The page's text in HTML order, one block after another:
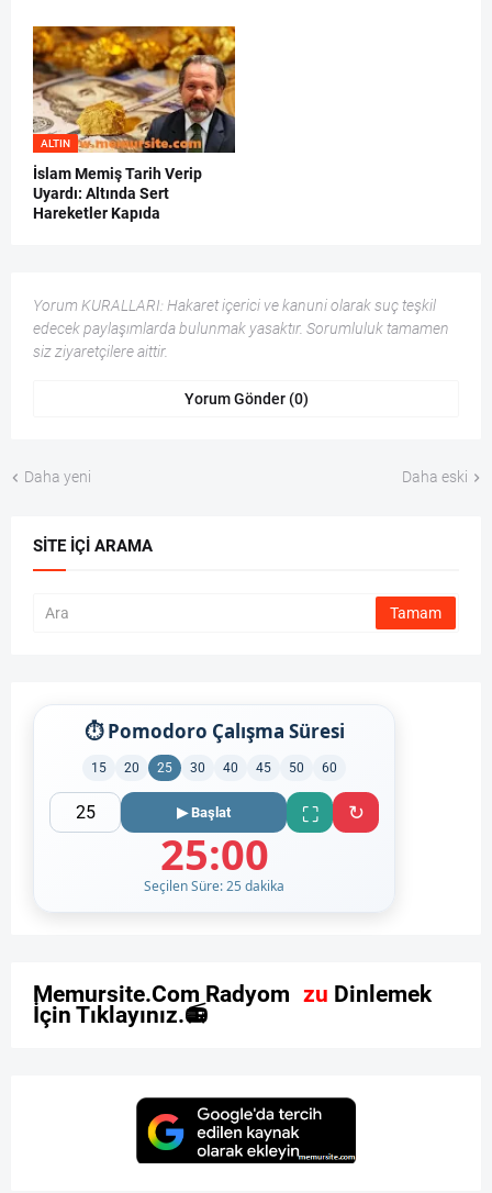
ALTIN
İslam Memiş Tarih Verip
Uyardı: Altında Sert
Hareketler Kapıda
Yorum KURALLARI: Hakaret içerici ve kanuni olarak suç teşkil
edecek paylaşımlarda bulunmak yasaktır. Sorumluluk tamamen
siz ziyaretçilere aittir.
Yorum Gönder (0)
Daha yeni Daha eski
SITE İÇI ARAMA
⏱ Pomodoro Çalışma Süresi
15 20 25 30 40 45 50 60
▶ Başlat ⛶ ↻
25:00
Seçilen Süre: 25 dakika
Memursite.Com Radyom zu Din emek
İçin Tı kl ayınız.